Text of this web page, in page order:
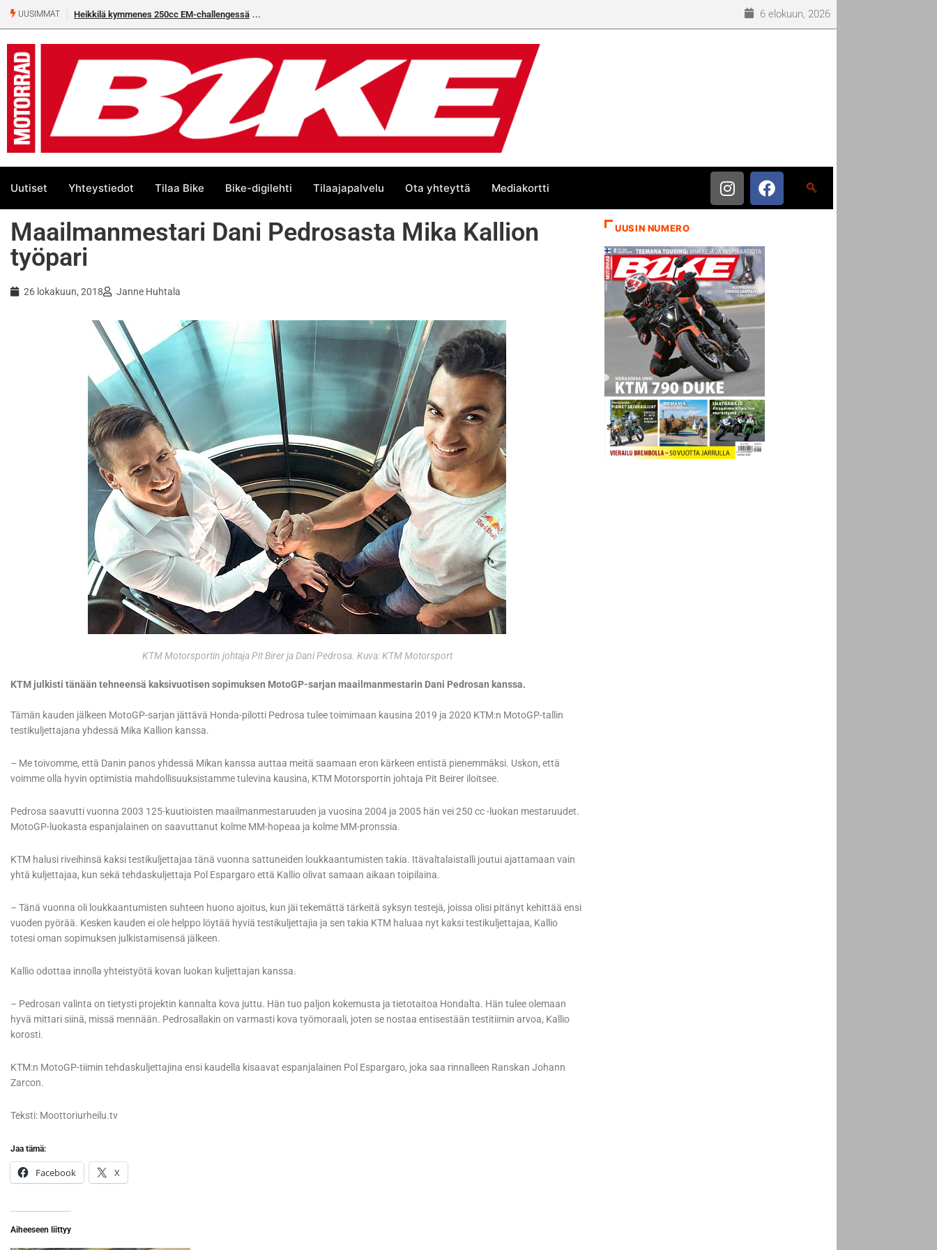
UUSIMMAT Heikkilä kymmenes 250cc EM-challengessä 6 elokuun, 2026
Uutiset Yhteystiedot Tilaa Bike Bike-digilehti Tilaajapalvelu Ota yhteyttä Mediakortti
Maailmanmestari Dani Pedrosasta Mika Kallion
työpari
26 lokakuun, 2018 Janne Huhtala
KTM Motorsportin johtaja Pit Birer ja Dani Pedrosa. Kuva: KTM Motorsport
KTM julkisti tänään tehneensä kaksivuotisen sopimuksen MotoGP-sarjan maailmanmestarin Dani Pedrosan kanssa.
Tämän kauden jälkeen MotoGP-sarjan jättävä Honda-pilotti Pedrosa tulee toimimaan kausina 2019 ja 2020 KTM:n MotoGP-tallin
testikuljettajana yhdessä Mika Kallion kanssa.
– Me toivomme, että Danin panos yhdessä Mikan kanssa auttaa meitä saamaan eron kärkeen entistä pienemmäksi. Uskon, että
voimme olla hyvin optimistia mahdollisuuksistamme tulevina kausina, KTM Motorsportin johtaja Pit Beirer iloitsee.
Pedrosa saavutti vuonna 2003 125-kuutioisten maailmanmestaruuden ja vuosina 2004 ja 2005 hän vei 250 cc -luokan mestaruudet.
MotoGP-luokasta espanjalainen on saavuttanut kolme MM-hopeaa ja kolme MM-pronssia.
KTM halusi riveihinsä kaksi testikuljettajaa tänä vuonna sattuneiden loukkaantumisten takia. Itävaltalaistalli joutui ajattamaan vain
yhtä kuljettajaa, kun sekä tehdaskuljettaja Pol Espargaro että Kallio olivat samaan aikaan toipilaina.
– Tänä vuonna oli loukkaantumisten suhteen huono ajoitus, kun jäi tekemättä tärkeitä syksyn testejä, joissa olisi pitänyt kehittää ensi
vuoden pyörää. Kesken kauden ei ole helppo löytää hyviä testikuljettajia ja sen takia KTM haluaa nyt kaksi testikuljettajaa, Kallio
totesi oman sopimuksen julkistamisensä jälkeen.
Kallio odottaa innolla yhteistyötä kovan luokan kuljettajan kanssa.
– Pedrosan valinta on tietysti projektin kannalta kova juttu. Hän tuo paljon kokemusta ja tietotaitoa Hondalta. Hän tulee olemaan
hyvä mittari siinä, missä mennään. Pedrosallakin on varmasti kova työmoraali, joten se nostaa entisestään testitiimin arvoa, Kallio
korosti.
KTM:n MotoGP-tiimin tehdaskuljettajina ensi kaudella kisaavat espanjalainen Pol Espargaro, joka saa rinnalleen Ranskan Johann
Zarcon.
Teksti: Moottoriurheilu.tv
Jaa tämä:
Facebook X
Aiheeseen liittyy
UUSIN NUMERO